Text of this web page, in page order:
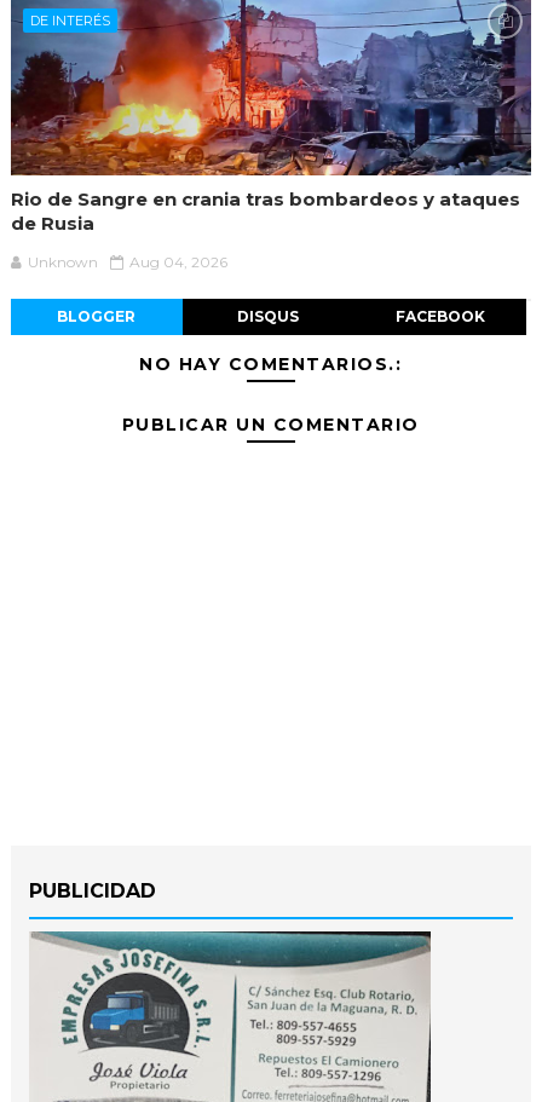
DE INTERÉS
Rio de Sangre en crania tras bombardeos y ataques
de Rusia
Unknown Aug 04, 2026
BLOGGER DISQUS FACEBOOK
NO HAY COMENTARIOS.:
PUBLICAR UN COMENTARIO
PUBLICIDAD